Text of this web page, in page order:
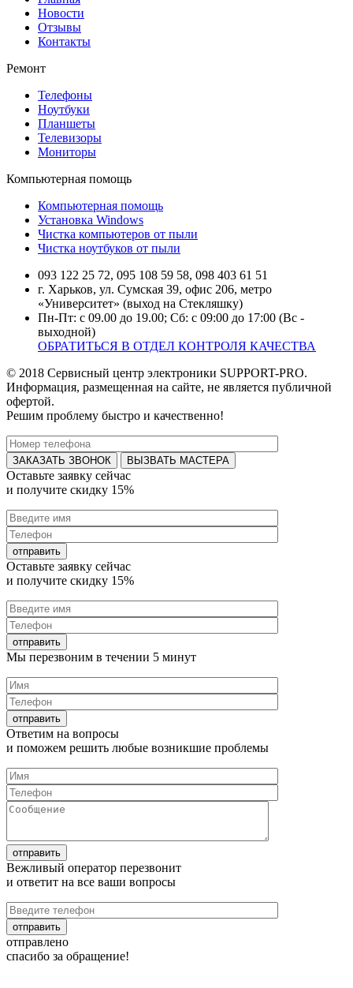
Новости
Отзывы
Контакты
Ремонт
Телефоны
Ноутбуки
Планшеты
Телевизоры
Мониторы
Компьютерная помощь
Компьютерная помощь
Установка Windows
Чистка компьютеров от пыли
Чистка ноутбуков от пыли
093 122 25 72, 095 108 59 58, 098 403 61 51
г. Харьков, ул. Сумская 39, офис 206, метро
«Университет» (выход на Стекляшку)
Пн-Пт: с 09.00 до 19.00; Сб: с 09:00 до 17:00 (Вс -
выходной)
ОБРАТИТЬСЯ В ОТДЕЛ КОНТРОЛЯ КАЧЕСТВА
© 2018 Сервисный центр электроники SUPPORT-PRO.
Информация, размещенная на сайте, не является публичной
офертой.
Решим проблему быстро и качественно!
ВЫЗВАТЬ МАСТЕРА
Оставьте заявку сейчас
и получите скидку 15%
Оставьте заявку сейчас
и получите скидку 15%
Мы перезвоним в течении 5 минут
Ответим на вопросы
и поможем решить любые возникшие проблемы
Вежливый оператор перезвонит
и ответит на все ваши вопросы
отправлено
спасибо за обращение!